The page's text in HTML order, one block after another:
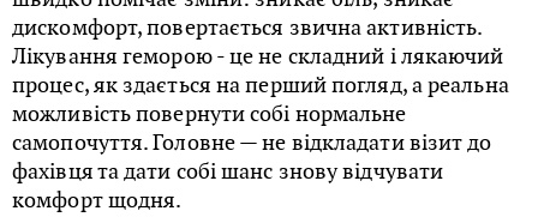
дискомфорт, повертається звична активність.
Лікування геморою - це не складний і лякаючий
процес, як здається на перший погляд, а реальна
можливість повернути собі нормальне
самопочуття. Головне — не відкладати візит до
фахівця та дати собі шанс знову відчувати
комфорт щодня.